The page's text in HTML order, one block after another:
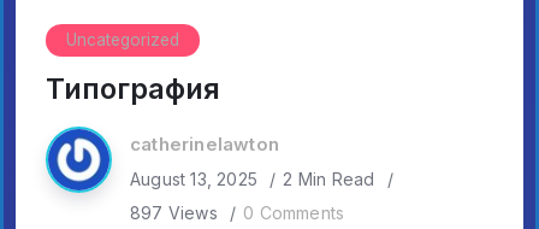
Uncategorized
Типография
catherinelawton
August 13, 2025
2 Min Read
897 Views
0 Comments